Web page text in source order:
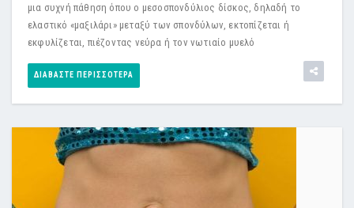
μια συχνή πάθηση όπου ο μεσοσπονδύλιος δίσκος, δηλαδή το
ελαστικό «μαξιλάρι» μεταξύ των σπονδύλων, εκτοπίζεται ή
εκφυλίζεται, πιέζοντας νεύρα ή τον νωτιαίο μυελό
ΔΙΑΒΆΣΤΕ ΠΕΡΙΣΣΌΤΕΡΑ